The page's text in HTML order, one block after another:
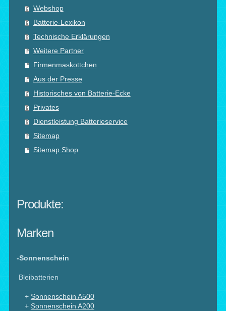
Webshop
Batterie-Lexikon
Technische Erklärungen
Weitere Partner
Firmenmaskottchen
Aus der Presse
Historisches von Batterie-Ecke
Privates
Dienstleistung Batterieservice
Sitemap
Sitemap Shop
Produkte:
Marken
-Sonnenschein
Bleibatterien
+ Sonnenschein A500
+ Sonnenschein A200